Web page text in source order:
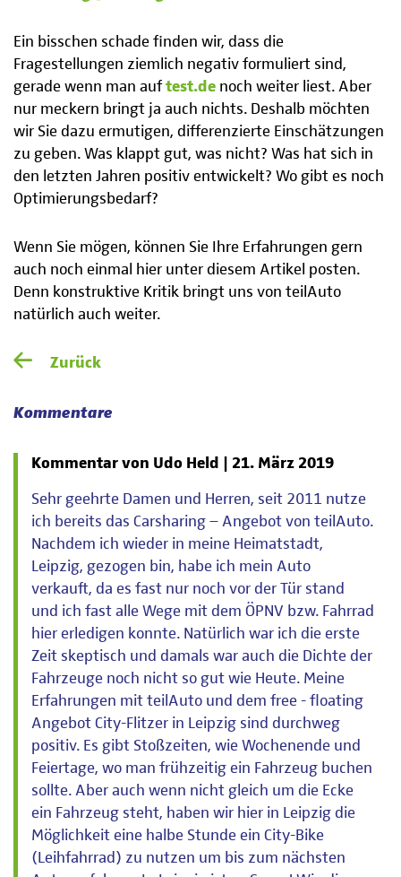
Ein bisschen schade finden wir, dass die
Fragestellungen ziemlich negativ formuliert sind,
gerade wenn man auftest.de noch weiter liest. Aber
nur meckern bringt ja auch nichts. Deshalb möchten
wir Sie dazu ermutigen, differenzierte Einschätzungen
zu geben. Was klappt gut, was nicht? Was hat sich in
den letzten Jahren positiv entwickelt? Wo gibt es noch
Optimierungsbedarf?
Wenn Sie mögen, können Sie Ihre Erfahrungen gern
auch noch einmal hier unter diesem Artikel posten.
Denn konstruktive Kritik bringt uns von teilAuto
natürlich auch weiter.
Zurück
Kommentare
Kommentar von Udo Held | 21. März 2019
Sehr geehrte Damen und Herren, seit 2011 nutze
ich bereits das Carsharing – Angebot von teilAuto.
Nachdem ich wieder in meine Heimatstadt,
Leipzig, gezogen bin, habe ich mein Auto
verkauft, da es fast nur noch vor der Tür stand
und ich fast alle Wege mit dem ÖPNV bzw. Fahrrad
hier erledigen konnte. Natürlich war ich die erste
Zeit skeptisch und damals war auch die Dichte der
Fahrzeuge noch nicht so gut wie Heute. Meine
Erfahrungen mit teilAuto und dem free - floating
Angebot City-Flitzer in Leipzig sind durchweg
positiv. Es gibt Stoßzeiten, wie Wochenende und
Feiertage, wo man frühzeitig ein Fahrzeug buchen
sollte. Aber auch wenn nicht gleich um die Ecke
ein Fahrzeug steht, haben wir hier in Leipzig die
Möglichkeit eine halbe Stunde ein City-Bike
(Leihfahrrad) zu nutzen um bis zum nächsten